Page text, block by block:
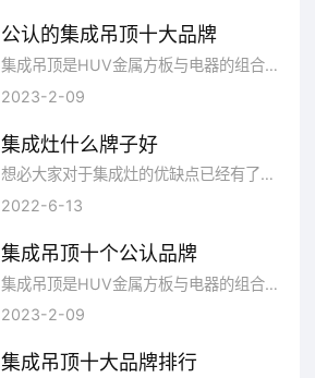
公认的集成吊顶十大品牌
集成吊顶是HUV金属方板与电器的组合。分扣板模块、取暖模块、照明模块、换气模块。安装简单，布置灵活，维修方便，成为卫生间、厨房吊顶的主流
2023-2-09
集成灶什么牌子好
想必大家对于集成灶的优缺点已经有了很大的了解，但是光是知道集成灶的优缺点还不够，在选购的时候选什么样的集成灶更好?什么牌子的集...
2022-6-13
集成吊顶十个公认品牌
集成吊顶是HUV金属方板与电器的组合。分扣板模块、取暖模块、照明模块、换气模块。安装简单，布置灵活，维修方便，成为卫生间、厨房吊顶的主流，在这里，品牌网依托大数据技术,综合品牌实力、产品销量、用户口碑、网友投票等指标评选出了比较好的集成吊顶，让大家都选择到合适自己的产品。
2023-2-09
集成吊顶十大品牌排行